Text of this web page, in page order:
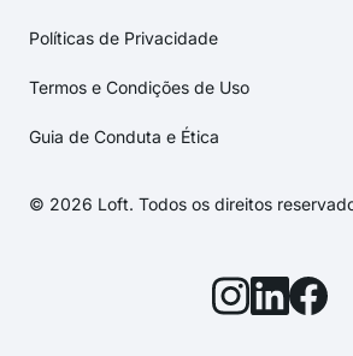
Políticas de Privacidade
Termos e Condições de Uso
Guia de Conduta e Ética
© 2026 Loft. Todos os direitos